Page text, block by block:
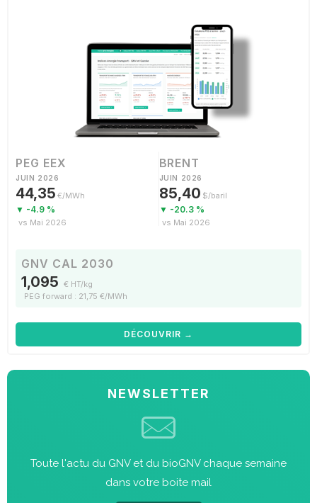
PEG EEX
JUIN 2026
44,35 €/MWh
▼ -4.9 %
vs Mai 2026
BRENT
JUIN 2026
85,40 $/baril
▼ -20.3 %
vs Mai 2026
GNV CAL 2030
1,095 € HT/kg
PEG forward : 21,75 €/MWh
DÉCOUVRIR →
NEWSLETTER
Toute l'actu du GNV et du bioGNV chaque semaine
dans votre boite mail